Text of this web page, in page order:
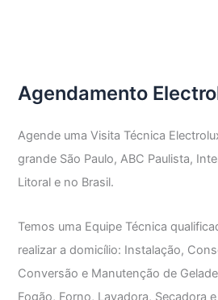
Agendamento
Agende uma Visita Técnica
grande São Paulo, ABC Paulista,
Litoral e no Brasil.
Temos uma Equipe Técnica
realizar a domicílio: Instalação,
Conversão e Manutenção de
Fogão, Forno, Lavadora, Secadora